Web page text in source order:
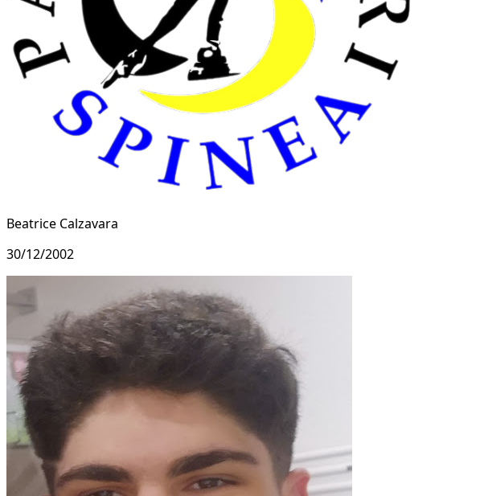
Beatrice Calzavara
30/12/2002